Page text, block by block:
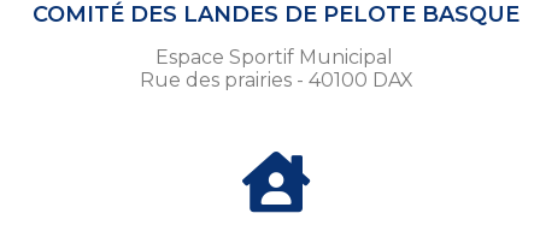
COMITÉ DES LANDES DE PELOTE BASQUE
Espace Sportif Municipal
Rue des prairies - 40100 DAX